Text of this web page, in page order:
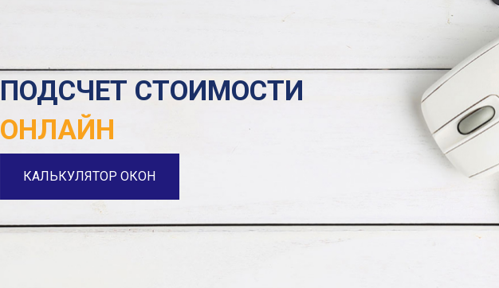
ПОДСЧЕТ СТОИМОСТИ
ОНЛАЙН
КАЛЬКУЛЯТОР ОКОН